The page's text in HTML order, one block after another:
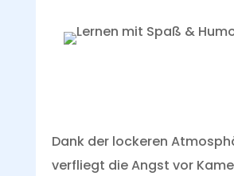
Dank der lockeren
verfliegt die Angst vor